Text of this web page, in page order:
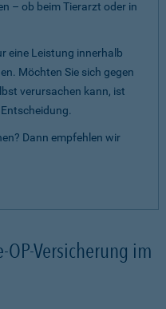
– ob beim Tierarzt oder in
eine Leistung innerhalb
Möchten Sie sich gegen
verursachen kann, ist
Dann empfehlen wir
Versicherung im